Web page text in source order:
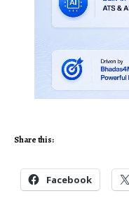
Share this:
Facebook